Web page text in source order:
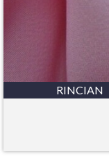
RINCIAN